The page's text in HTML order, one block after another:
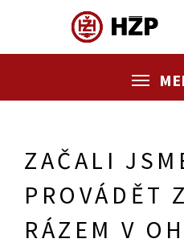
ZAČALI
PROVÁDĚT
RÁZEM V